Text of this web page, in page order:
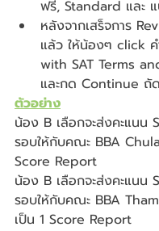
ฟรี, Standard และ
หลังจากเสร็จการ
แล้ว ให้น้องๆ click
with SAT Terms
และกด Continue ถั
ตัวอย่าง
น้อง B เลือกจะส่งคะแนน
รอบให้กับคณะ BBA
Score Report
น้อง B เลือกจะส่งคะแนน
รอบให้กับคณะ BBA
เป็น 1 Score Report